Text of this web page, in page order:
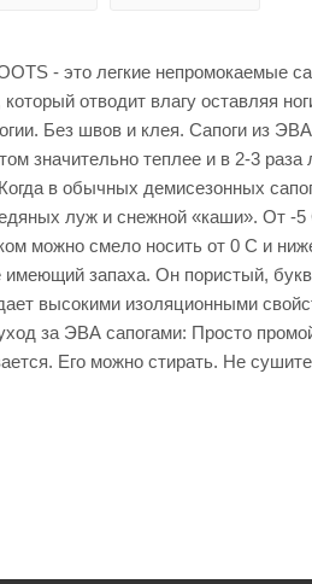
- это легкие непромокаемые
отводит влагу оставляя
Без швов и клея. Сапоги из
значительно теплее и в 2-3
в обычных демисезонных
луж и снежной «каши». От -
можно смело носить от 0 С и
имеющий запаха. Он пористый,
высокими изоляционными
за ЭВА сапогами: Просто
Его можно стирать. Не